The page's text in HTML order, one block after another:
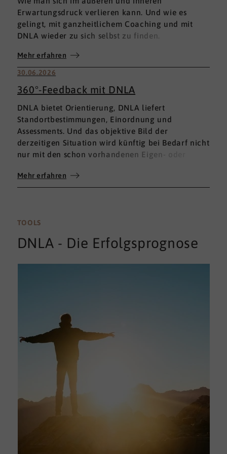
Erwartungsdruck verlieren kann. Und wie es
gelingt, mit ganzheitlichem Coaching und mit
DNLA wieder zu sich selbst zu finden.
Mehr erfahren
30.06.2026
360°-Feedback mit DNLA
DNLA bietet Orientierung, DNLA liefert
Standortbestimmungen, Einordnung und
Assessments. Und das objektive Bild der
derzeitigen Situation wird künftig bei Bedarf nicht
nur mit den schon vorhandenen Eigen- oder
umfassenden 360°-Feedback.
Mehr erfahren
TOOLS
DNLA - Die Erfolgsprognose